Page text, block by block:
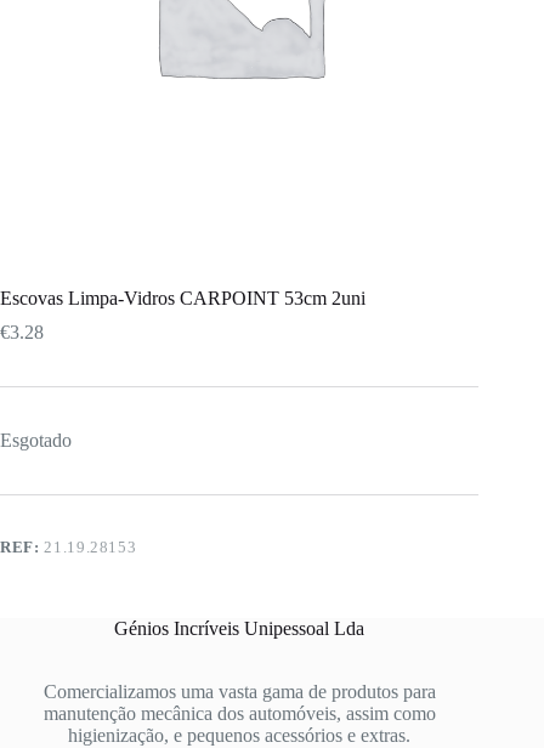
Escovas Limpa-Vidros CARPOINT 53cm 2uni
€3.28
Esgotado
REF: 21.19.28153
Génios Incríveis Unipessoal Lda
Comercializamos uma vasta gama de produtos para
manutenção mecânica dos automóveis, assim como
higienização, e pequenos acessórios e extras.